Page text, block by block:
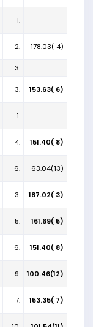
1.
2. 178.03( 4)
3.
3. 153.63( 6)
1.
4. 151.40( 8)
6. 63.04(13)
3. 187.02( 3)
5. 161.69( 5)
6. 151.40( 8)
9. 100.46(12)
7. 153.35( 7)